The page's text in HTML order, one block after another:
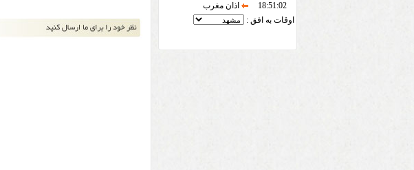
18:51:02
اذان مغرب
اوقات به افق :